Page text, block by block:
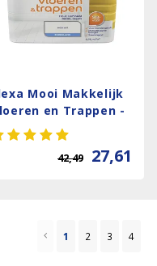
Mooi Makkelijk
en Trappen -
42,49 27,61
1 2 3 4